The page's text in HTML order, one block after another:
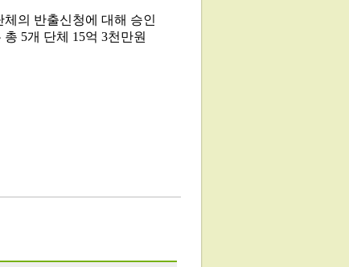
의 반출신청에 대해 승인
5개 단체 15억 3천만원